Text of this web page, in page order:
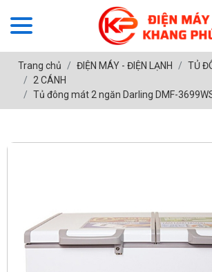
Trang chủ ĐIỆN MÁY - ĐIỆN LẠNH
TỦ
2 CÁNH
Tủ đông mát 2 ngăn Darling DMF-